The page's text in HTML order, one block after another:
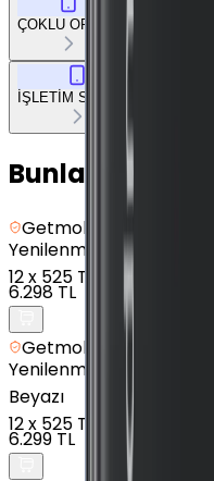
ÇOKLU ORTAM
İŞLETİM SİSTEMİ
Bunları da
Getmobil Güvencesi
Yenilenmiş
Xiaomi
12x 525 TL
6.298 TL
Getmobil Güvencesi
Yenilenmiş
Xiaomi
Beyazı
12x 525 TL
6.299 TL